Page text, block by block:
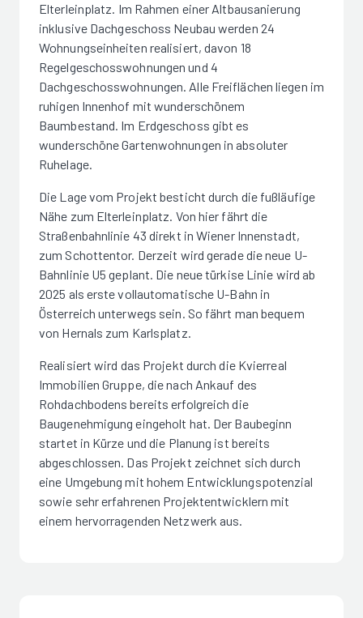
Elterleinplatz. Im Rahmen einer Altbausanierung
inklusive Dachgeschoss Neubau werden 24
Wohnungseinheiten realisiert, davon 18
Regelgeschosswohnungen und 4
Dachgeschosswohnungen. Alle Freiflächen liegen im
ruhigen Innenhof mit wunderschönem
Baumbestand. Im Erdgeschoss gibt es
wunderschöne Gartenwohnungen in absoluter
Ruhelage.
Die Lage vom Projekt besticht durch die fußläufige
Nähe zum Elterleinplatz. Von hier fährt die
Straßenbahnlinie 43 direkt in Wiener Innenstadt,
zum Schottentor. Derzeit wird gerade die neue U-
Bahnlinie U5 geplant. Die neue türkise Linie wird ab
2025 als erste vollautomatische U-Bahn in
Österreich unterwegs sein. So fährt man bequem
von Hernals zum Karlsplatz.
Realisiert wird das Projekt durch die Kvierreal
Immobilien Gruppe, die nach Ankauf des
Rohdachbodens bereits erfolgreich die
Baugenehmigung eingeholt hat. Der Baubeginn
startet in Kürze und die Planung ist bereits
abgeschlossen. Das Projekt zeichnet sich durch
eine Umgebung mit hohem Entwicklungspotenzial
sowie sehr erfahrenen Projektentwicklern mit
einem hervorragenden Netzwerk aus.